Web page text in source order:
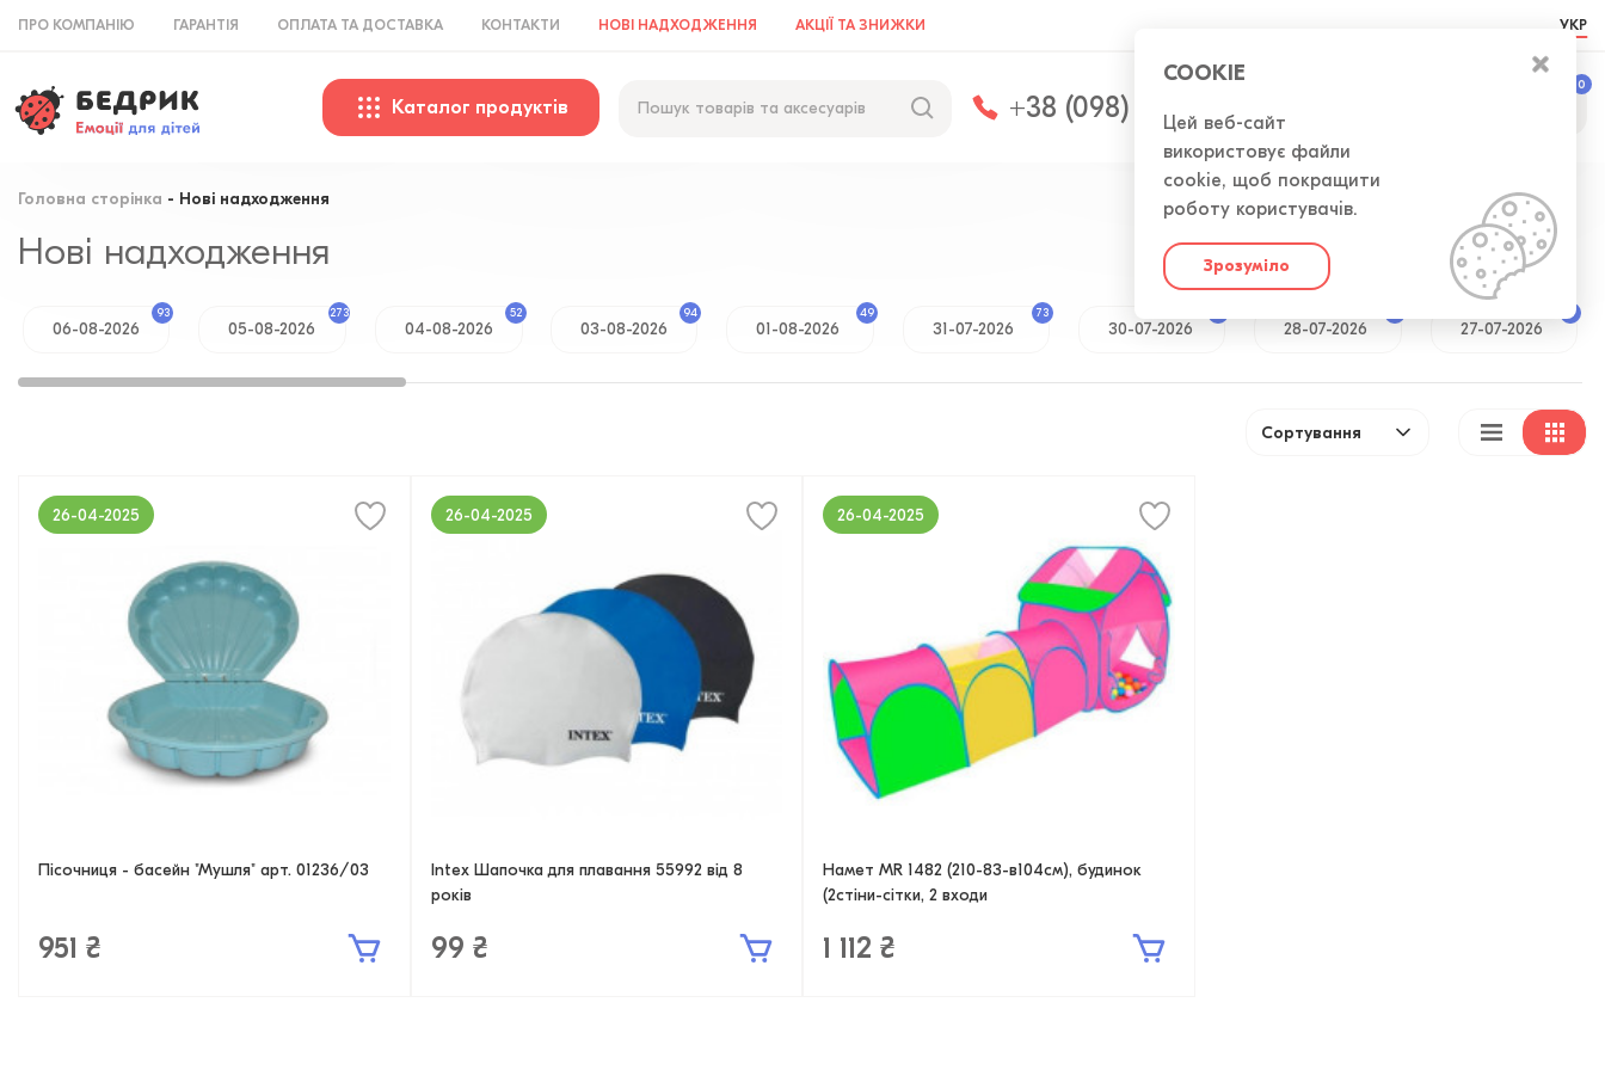
ПРО КОМПАНІЮ ГАРАНТІЯ ОПЛАТА ТА ДОСТАВКА КОНТАКТИ НОВІ НАДХОДЖЕННЯ АКЦІЇ ТА ЗНИЖКИ УКР
Каталог продуктів +38 (098) 300-50-52
0
Головна сторінка Нові надходження
Нові надходження
06-08-2026
93
05-08-2026
273
04-08-2026
52
03-08-2026
94
01-08-2026
49
31-07-2026
73
30-07-2026 28-07-2026 27-07-2026
2
Сортування
Пісочниця - басейн "Мушля" арт. 01236/03
951 ₴
26-04-2025
Intex Шапочка для плавання 55992 від 8
років
99 ₴
26-04-2025
Намет MR 1482 (210-83-в104см), будинок
(2стіни-сітки, 2 входи
1 112 ₴
26-04-2025
COOKIE
Цей веб-сайт
використовує файли
cookie, щоб покращити
роботу користувачів.
Зрозуміло